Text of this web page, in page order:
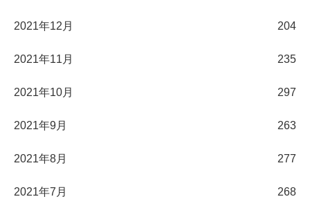
2021年12月 204
2021年11月 235
2021年10月 297
2021年9月 263
2021年8月 277
2021年7月 268